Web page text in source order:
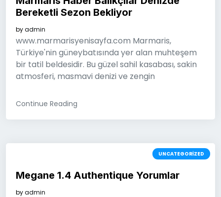
Bereketli Sezon Bekliyor
byadmin
www.marmarisyenisayfa.com Marmaris,
Türkiye'nin güneybatısında yer alan muhteşem
bir tatil beldesidir. Bu güzel sahil kasabası, sakin
atmosferi, masmavi denizi ve zengin
Continue Reading
UNCATEGORIZED
Megane 1.4 Authentique Yorumlar
byadmin